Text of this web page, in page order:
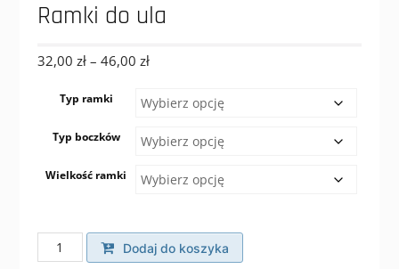
Ramki do ula
32,00 zł – 46,00 złZakres
od
do
Typ ramki
Typ boczków
Wielkość ramki
ilość
Ramki
Dodaj do koszyka